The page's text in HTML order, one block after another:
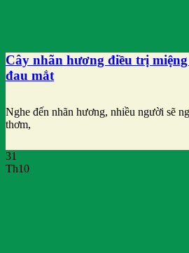
Cây nhãn hương điều trị
đau mắt
Nghe đến nhãn hương, nhiều người sẽ
thơm,
31
Th10